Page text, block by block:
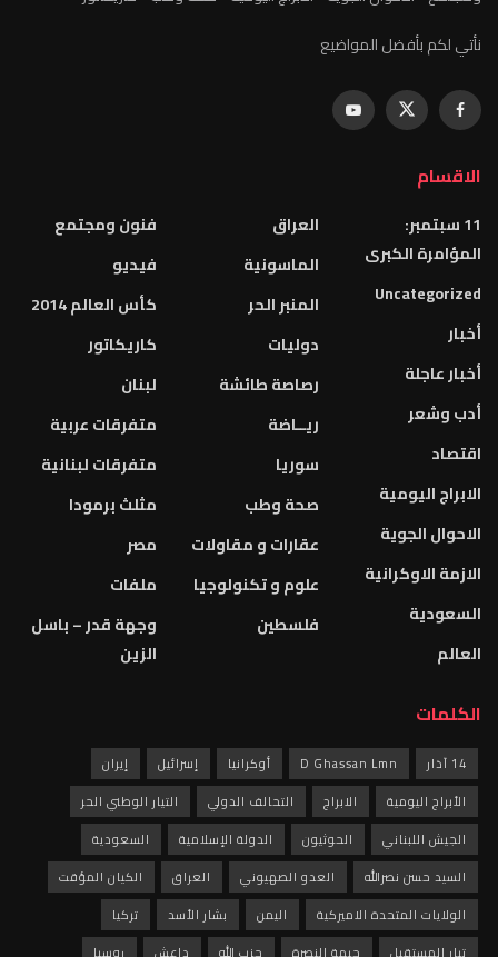
نأتي لكم بأفضل المواضيع
الاقسام
11 سبتمبر:
المؤامرة الكبرى
Uncategorized
أخبار
أخبار عاجلة
أدب وشعر
اقتصاد
الابراج اليومية
الاحوال الجوية
الازمة الاوكرانية
السعودية
العالم
العراق
الماسونية
المنبر الحر
دوليات
رصاصة طائشة
ريــاضة
سوريا
صحة وطب
عقارات و مقاولات
علوم و تكنولوجيا
فلسطين
فنون ومجتمع
فيديو
كأس العالم 2014
كاريكاتور
لبنان
متفرقات عربية
متفرقات لبنانية
مثلث برمودا
مصر
ملفات
وجهة قدر – باسل
الزين
الكلمات
14 آذار D Ghassan Lmn أوكرانيا إسرائيل
إيران
الأبراج اليومية
الابراج التحالف الدولي
التيار الوطني الحر
الجيش اللبناني
الحوثيون الدولة الإسلامية
السعودية
السيد حسن نصرالله
العدو الصهيوني العراق
الكيان المؤقت
الولايات المتحدة الاميركية
اليمن بشار الأسد
تركيا
تيار المستقبل
جبهة النصرة حزب الله داعش روسيا